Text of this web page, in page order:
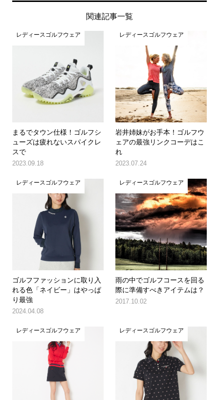
関連記事一覧
レディースゴルフウェア
まるでタウン仕様！ゴルフシ
ューズは疲れないスパイクレ
スで
2023.09.18
レディースゴルフウェア
岩井姉妹がお手本！ゴルフウ
ェアの最強リンクコーデはこ
れ
2023.07.24
レディースゴルフウェア
ゴルフファッションに取り入
れる色「ネイビー」はやっぱ
り最強
2024.04.08
レディースゴルフウェア
雨の中でゴルフコースを回る
際に準備すべきアイテムは？
2017.10.02
レディースゴルフウェア レディースゴルフウェア